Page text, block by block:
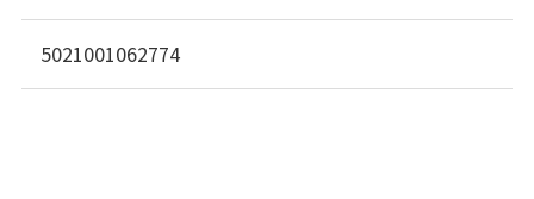
5021001062774